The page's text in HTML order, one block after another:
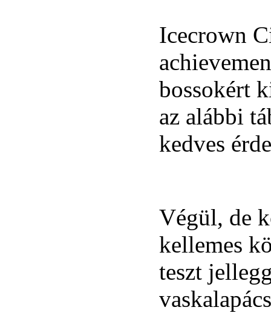
Icecrown
bossokért
az alábbi
kedves
Végül, de
kellemes
teszt